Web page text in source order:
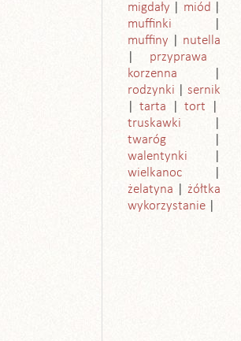
migdały
miód
muffinki
muffiny
nutella
przyprawa
korzenna
rodzynki
sernik
tarta
tort
truskawki
twaróg
walentynki
wielkanoc
żelatyna
żółtka
wykorzystanie